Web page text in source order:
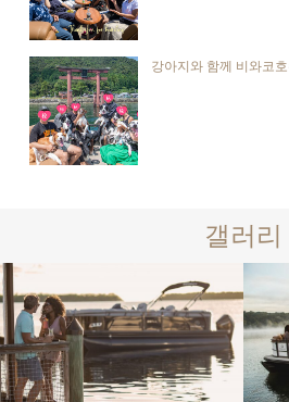
강아지와 함께 비와코
갤러리